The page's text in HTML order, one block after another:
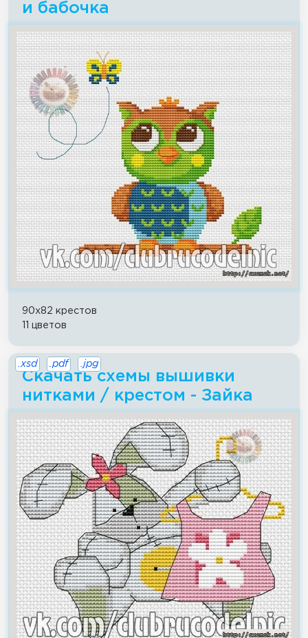
и бабочка
90x82 крестов
11 цветов
Скачать схемы вышивки
нитками / крестом - Зайка
.xsd .pdf .jpg